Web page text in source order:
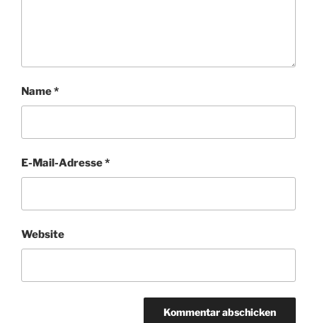
Name*
E-Mail-Adresse*
Website